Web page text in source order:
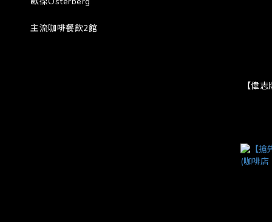
主流咖啡餐飲2館
【偉